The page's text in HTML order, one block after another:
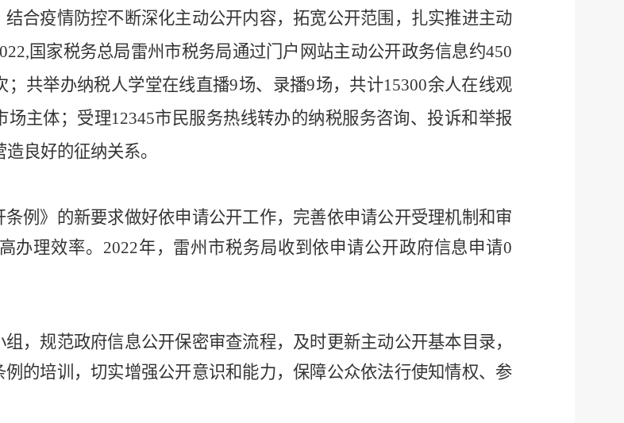
合疫情防控不断深化主动公开内容，拓宽公开范围，扎实推进主动
国家税务总局雷州市税务局通过门户网站主动公开政务信息约450
共举办纳税人学堂在线直播9场、录播9场，共计15300余人在线观
主体；受理12345市民服务热线转办的纳税服务咨询、投诉和举报
良好的征纳关系。
例》的新要求做好依申请公开工作，完善依申请公开受理机制和审
办理效率。 2022年，雷州市税务局收到依申请公开政府信息申请0
，规范政府信息公开保密审查流程，及时更新主动公开基本目录，
的培训，切实增强公开意识和能力，保障公众依法行使知情权、参